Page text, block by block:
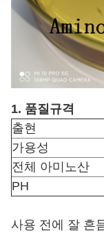
1. 품질규격
출현
가용성
전체 아미노산
PH
사용 전에 잘 흔